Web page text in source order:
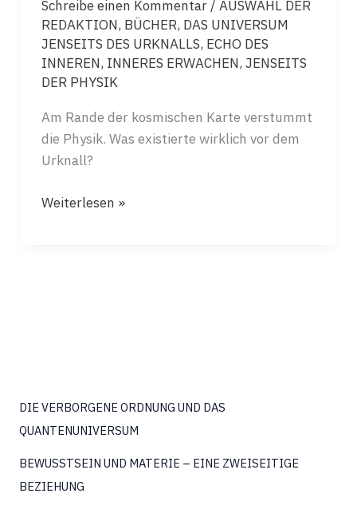
Schreibe einen Kommentar / AUSWAHL DER
REDAKTION, BÜCHER, DAS UNIVERSUM
JENSEITS DES URKNALLS, ECHO DES
INNEREN, INNERES ERWACHEN, JENSEITS
DER PHYSIK
Am Rande der kosmischen Karte verstummt
die Physik. Was existierte wirklich vor dem
Urknall?
DIE
Weiterlesen »
DIE VERBORGENE ORDNUNG UND DAS
QUANTENUNIVERSUM
BEWUSSTSEIN UND MATERIE – EINE ZWEISEITIGE
BEZIEHUNG